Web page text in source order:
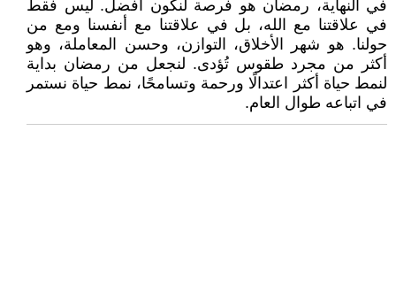
في النهاية، رمضان هو فرصة لنكون أفضل. ليس فقط
في علاقتنا مع الله، بل في علاقتنا مع أنفسنا ومع من
حولنا. هو شهر الأخلاق، التوازن، وحسن المعاملة، وهو
أكثر من مجرد طقوس تُؤدى. لنجعل من رمضان بداية
لنمط حياة أكثر اعتدالًا ورحمة وتسامحًا، نمط حياة نستمر
في اتباعه طوال العام.